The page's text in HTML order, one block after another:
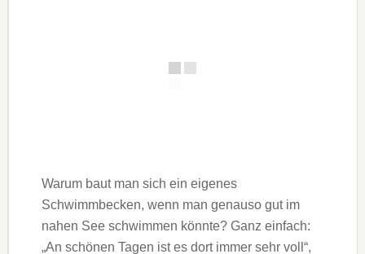
Warum baut man sich ein eigenes
Schwimmbecken, wenn man genauso gut im
nahen See schwimmen könnte? Ganz einfach:
„An schönen Tagen ist es dort immer sehr voll“,